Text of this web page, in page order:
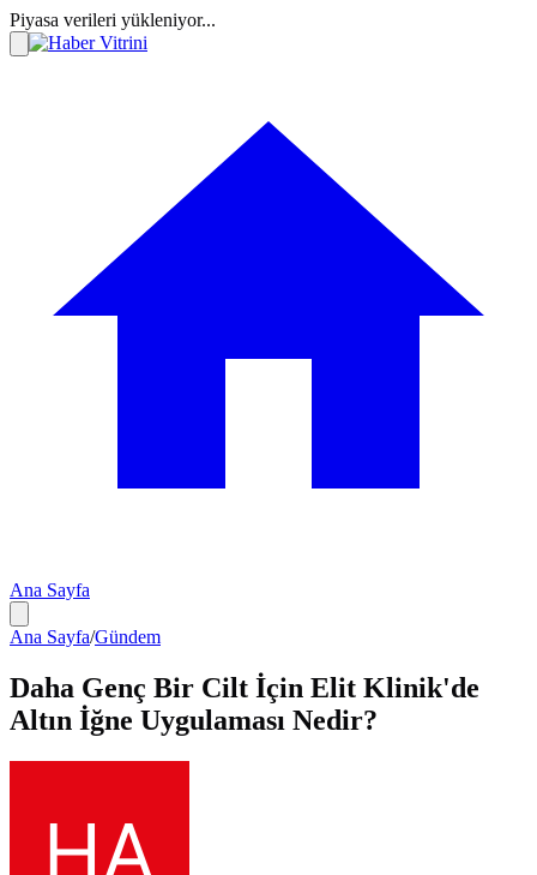
Piyasa verileri yükleniyor...
Ana Sayfa
Ana Sayfa/Gündem
Daha Genç Bir Cilt İçin Elit Klinik'de
Altın İğne Uygulaması Nedir?